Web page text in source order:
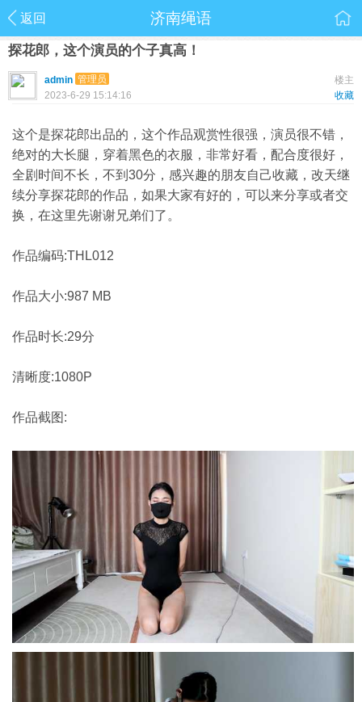
返回 济南绳语
探花郎，这个演员的个子真高！
楼主
admin 管理员
收藏
2023-6-29 15:14:16
这个是探花郎出品的，这个作品观赏性很强，演员很不错，
绝对的大长腿，穿着黑色的衣服，非常好看，配合度很好，
全剧时间不长，不到30分，感兴趣的朋友自己收藏，改天继
续分享探花郎的作品，如果大家有好的，可以来分享或者交
换，在这里先谢谢兄弟们了。
作品编码:THL012
作品大小:987 MB
作品时长:29分
清晰度:1080P
作品截图: